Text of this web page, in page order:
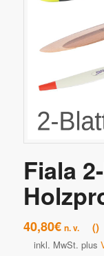
Fiala
40,80€ n. v.
inkl. MwSt. plus